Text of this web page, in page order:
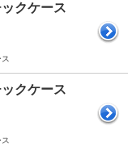
クケース
クケース